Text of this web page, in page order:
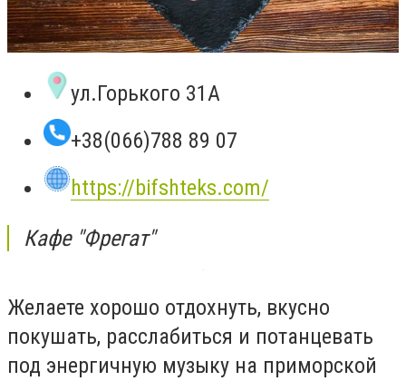
ул.Горького 31А
+38(066)788 89 07
https://bifshteks.com/
Кафе "Фрегат"
Желаете хорошо отдохнуть, вкусно
покушать, расслабиться и потанцевать
под энергичную музыку на приморской